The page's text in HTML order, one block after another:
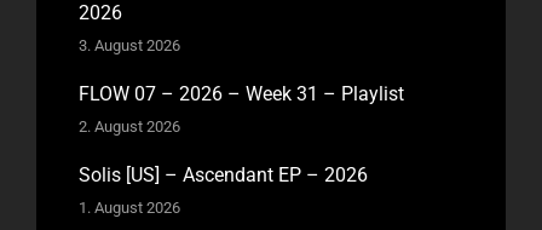
2026
3. August 2026
FLOW 07 – 2026 – Week 31 – Playlist
2. August 2026
Solis [US] – Ascendant EP – 2026
1. August 2026